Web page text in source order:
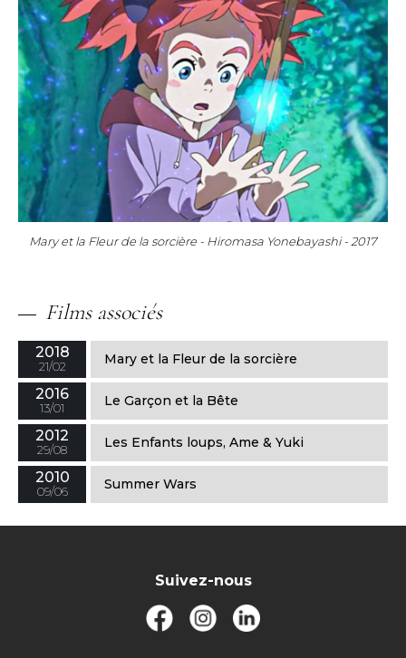
Mary et la Fleur de la sorcière - Hiromasa Yonebayashi - 2017
Films associés
2018
21/02 Mary et la Fleur de la sorcière
2016
13/01 Le Garçon et la Bête
2012
29/08 Les Enfants loups, Ame & Yuki
2010
09/06 Summer Wars
Suivez-nous